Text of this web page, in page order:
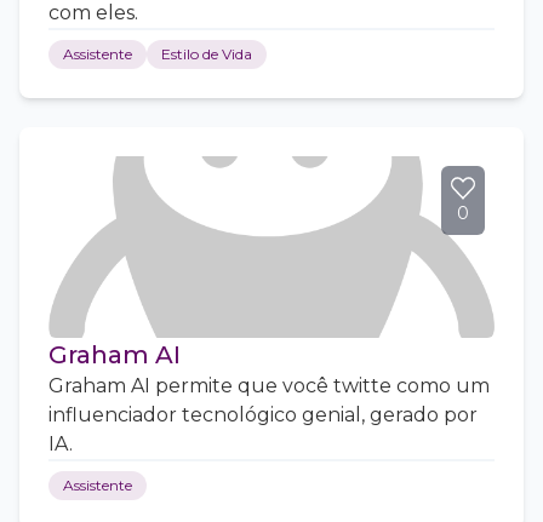
com eles.
Assistente Estilo de Vida
0
Graham AI
Graham AI permite que você twitte como um
influenciador tecnológico genial, gerado por
IA.
Assistente